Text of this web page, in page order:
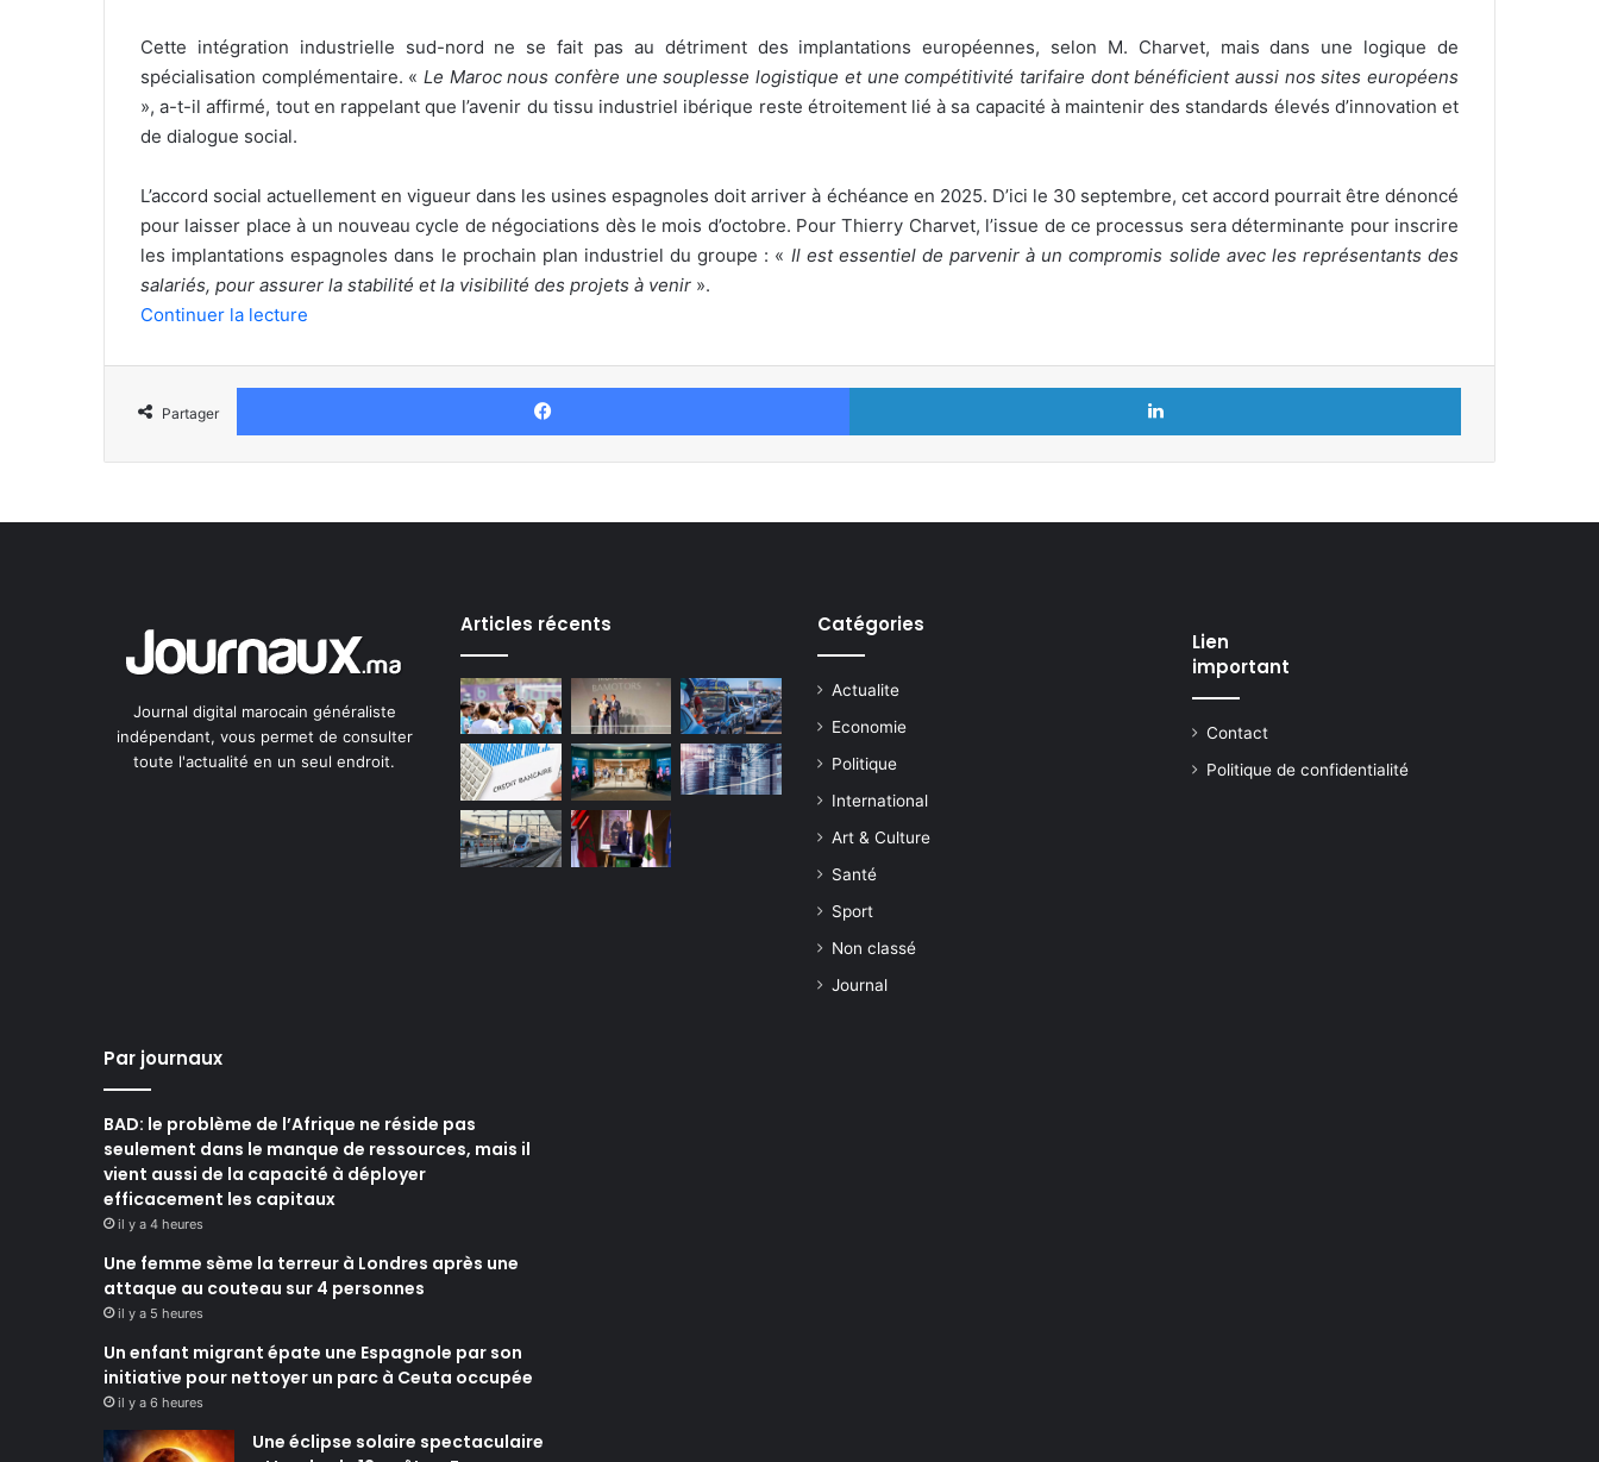
Cette intégration industrielle sud-nord ne se fait pas au détriment des implantations européennes, selon M. Charvet, mais dans une logique de
spécialisation complémentaire. «Le Maroc nous confère une souplesse logistique et une compétitivité tarifaire dont bénéficient aussi nos sites européens
», a-t-il affirmé, tout en rappelant que l’avenir du tissu industriel ibérique reste étroitement lié à sa capacité à maintenir des standards élevés d’innovation et
de dialogue social.
L’accord social actuellement en vigueur dans les usines espagnoles doit arriver à échéance en 2025. D’ici le 30 septembre, cet accord pourrait être dénoncé
pour laisser place à un nouveau cycle de négociations dès le mois d’octobre. Pour Thierry Charvet, l’issue de ce processus sera déterminante pour inscrire
les implantations espagnoles dans le prochain plan industriel du groupe : « Il est essentiel de parvenir à un compromis solide avec les représentants des
salariés, pour assurer la stabilité et la visibilité des projets à venir ».
Continuer la lecture
Partager
Facebook Linkedin
Journal digital marocain généraliste
indépendant, vous permet de consulter
toute l'actualité en un seul endroit.
Articles récents Catégories
Actualite
Economie
Politique
International
Art & Culture
Santé
Sport
Non classé
Journal
Lien
important
Contact
Politique de confidentialité
Par journaux
BAD: le problème de l’Afrique ne réside pas
seulement dans le manque de ressources, mais il
vient aussi de la capacité à déployer
efficacement les capitaux
il y a 4 heures
Une femme sème la terreur à Londres après une
attaque au couteau sur 4 personnes
il y a 5 heures
Un enfant migrant épate une Espagnole par son
initiative pour nettoyer un parc à Ceuta occupée
il y a 6 heures
Une éclipse solaire spectaculaire